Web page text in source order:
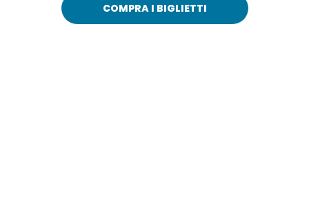
COMPRA I BIGLIETTI